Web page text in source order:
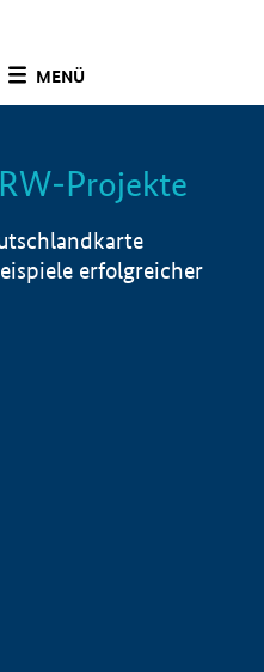
MENÜ
Info
Projekte
erfolgreicher